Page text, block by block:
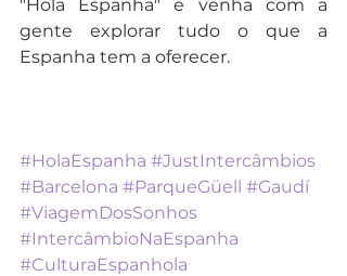
"Hola Espanha" e venha com a
gente explorar tudo o que a
Espanha tem a oferecer.
#HolaEspanha #JustIntercâmbios
#Barcelona #ParqueGüell #Gaudí
#ViagemDosSonhos
#IntercâmbioNaEspanha
#CulturaEspanhola